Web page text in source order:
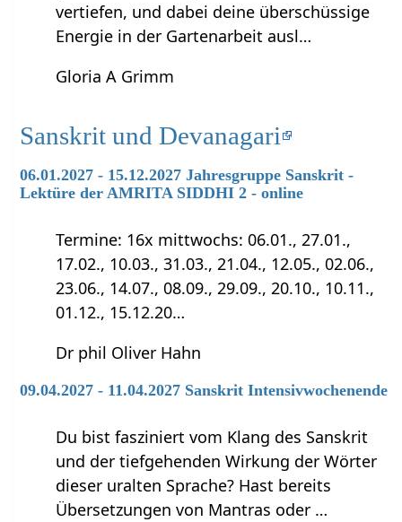
vertiefen, und dabei deine überschüssige
Energie in der Gartenarbeit ausl…
Gloria A Grimm
Sanskrit und Devanagari
06.01.2027 - 15.12.2027 Jahresgruppe Sanskrit -
Lektüre der AMRITA SIDDHI 2 - online
Termine: 16x mittwochs: 06.01., 27.01.,
17.02., 10.03., 31.03., 21.04., 12.05., 02.06.,
23.06., 14.07., 08.09., 29.09., 20.10., 10.11.,
01.12., 15.12.20…
Dr phil Oliver Hahn
09.04.2027 - 11.04.2027 Sanskrit Intensivwochenende
Du bist fasziniert vom Klang des Sanskrit
und der tiefgehenden Wirkung der Wörter
dieser uralten Sprache? Hast bereits
Übersetzungen von Mantras oder …